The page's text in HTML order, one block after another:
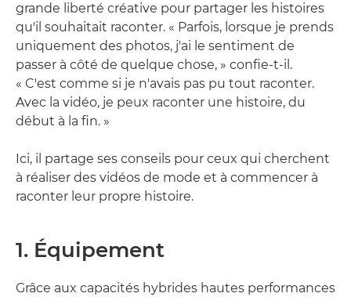
grande liberté créative pour partager les histoires
qu'il souhaitait raconter. « Parfois, lorsque je prends
uniquement des photos, j'ai le sentiment de
passer à côté de quelque chose, » confie-t-il.
« C'est comme si je n'avais pas pu tout raconter.
Avec la vidéo, je peux raconter une histoire, du
début à la fin. »
Ici, il partage ses conseils pour ceux qui cherchent
à réaliser des vidéos de mode et à commencer à
raconter leur propre histoire.
1. Équipement
Grâce aux capacités hybrides hautes performances